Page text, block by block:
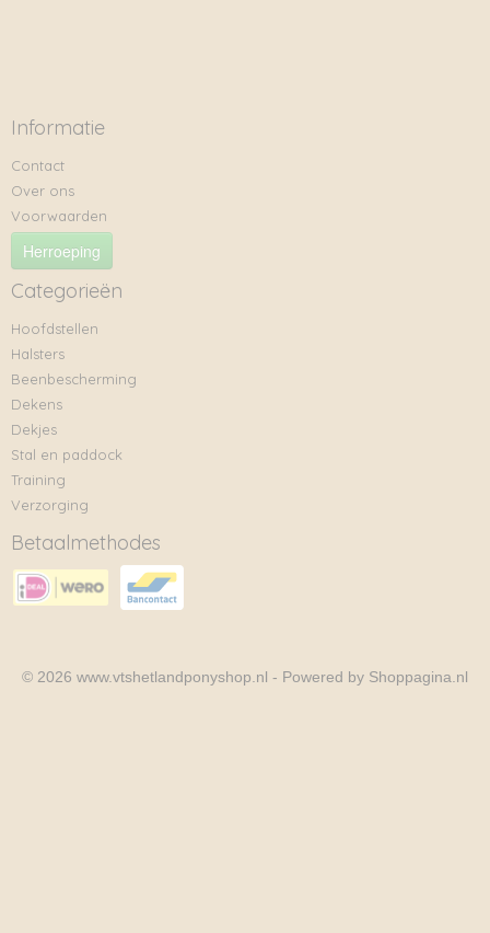
Informatie
Contact
Over ons
Voorwaarden
Herroeping
Categorieën
Hoofdstellen
Halsters
Beenbescherming
Dekens
Dekjes
Stal en paddock
Training
Verzorging
Betaalmethodes
© 2026 www.vtshetlandponyshop.nl - Powered by Shoppagina.nl